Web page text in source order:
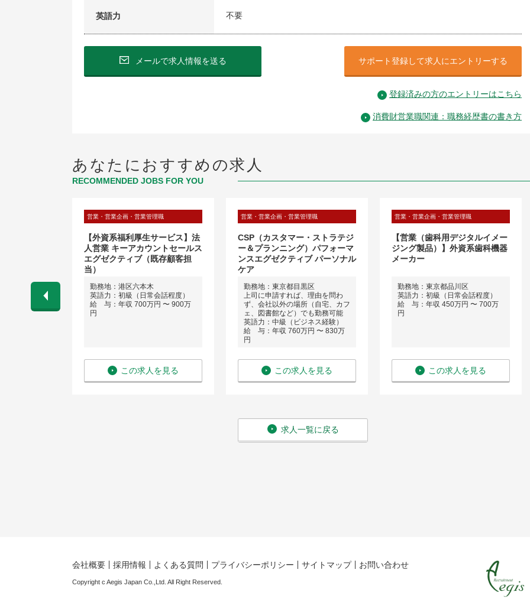
英語力 不要
メールで求人情報を送る サポート登録して求人にエントリーする
登録済みの方のエントリーはこちら
消費財営業職関連：職務経歴書の書き方
あなたにおすすめの求人
RECOMMENDED JOBS FOR YOU
営業・営業企画・営業管理職
【外資系福利厚生サービス】法
人営業 キーアカウントセールス
エグゼクティブ（既存顧客担
当）
勤務地：港区六本木
英語力：初級（日常会話程度）
給 与：年収 700万円 〜 900万
円
この求人を見る
営業・営業企画・営業管理職
CSP（カスタマー・ストラテジ
ー＆プランニング）パフォーマ
ンスエグゼクティブ パーソナル
ケア
勤務地：東京都目黒区
上司に申請すれば、理由を問わ
ず、会社以外の場所（自宅、カフ
ェ、図書館など）でも勤務可能
英語力：中級（ビジネス経験）
給 与：年収 760万円 〜 830万
円
この求人を見る
営業・営業企画・営業管理職
【営業（歯科用デジタルイメー
ジング製品）】外資系歯科機器
メーカー
勤務地：東京都品川区
英語力：初級（日常会話程度）
給 与：年収 450万円 〜 700万
円
この求人を見る
求人一覧に戻る
会社概要 採用情報 よくある質問 プライバシーポリシー サイトマップ お問い合わせ
Copyright c Aegis Japan Co.,Ltd. All Right Reserved.